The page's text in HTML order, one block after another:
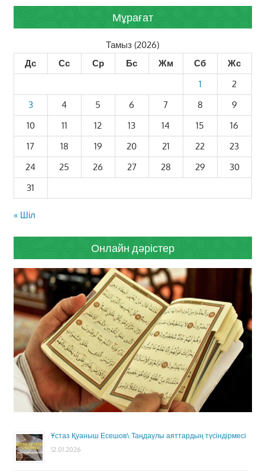
Мұрағат
Тамыз (2026)
Дс
Сс Ср Бс Жм Сб
Жс
1
2
3
4 5 6 7 8
9
10
11 12 13 14 15
16
17
18 19 20 21 22
23
24
25 26 27 28 29
30
31
« Шіл
Онлайн дәрістер
Ұстаз Қуаныш Есешов\ Таңдаулы аяттардың түсіндірмесі
12.01.2026